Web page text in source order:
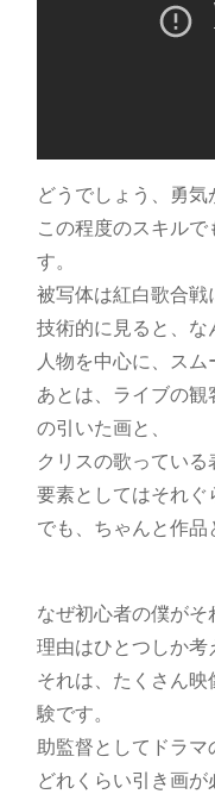
どうでしょう、勇
この程度のスキル
す。
被写体は紅白歌合戦
技術的に見ると、な
人物を中心に、スム
あとは、ライブの
の引いた画と、
クリスの歌っている
要素としてはそれぐ
でも、ちゃんと作品
なぜ初心者の僕がそ
理由はひとつしか考
それは、たくさん
験です。
助監督としてドラマ
どれくらい引き画